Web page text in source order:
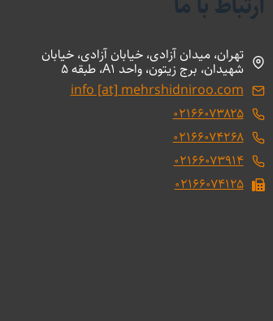
تهران، میدان آزادی، خیابان آزادی، خیابان
شهیدان، برج زیتون، واحد A1، طبقه 5
info [at] mehrshidniroo.com
۰۲۱۶۶۰۷۳۸۲۵
۰۲۱۶۶۰۷۴۲۶۸
۰۲۱۶۶۰۷۳۹۱۴
۰۲۱۶۶۰۷۴۱۲۵